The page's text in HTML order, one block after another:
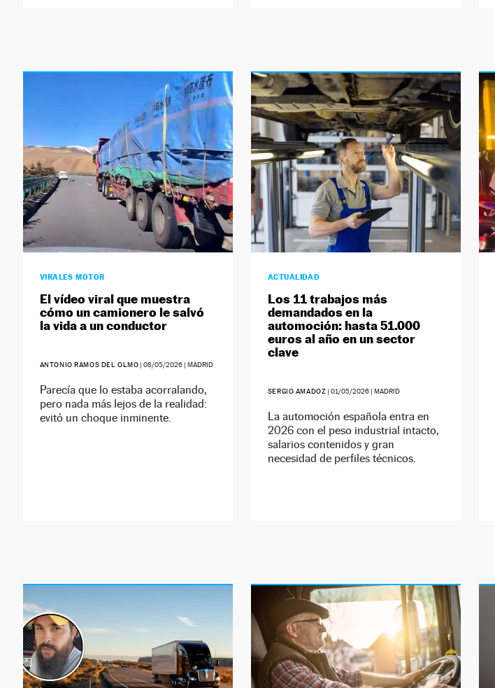
VIRALES MOTOR
El vídeo viral que muestra
cómo un camionero le salvó
la vida a un conductor
ANTONIO RAMOS DEL OLMO |08/05/2026 | MADRID
Parecía que lo estaba acorralando,
pero nada más lejos de la realidad:
evitó un choque inminente.
ACTUALIDAD
Los 11 trabajos más
demandados en la
automoción: hasta 51.000
euros al año en un sector
clave
SERGIO AMADOZ |01/05/2026 | MADRID
La automoción española entra en
2026 con el peso industrial intacto,
salarios contenidos y gran
necesidad de perfiles técnicos.